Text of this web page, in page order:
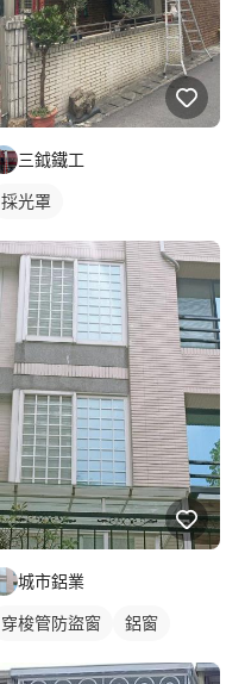
三鉞鐵工
採光罩
城市鋁業
穿梭管防盜窗 鋁窗